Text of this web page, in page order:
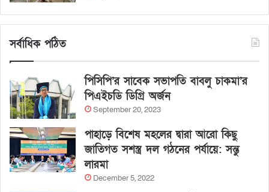
সর্বাধিক পঠিত
পিসিপি’র সাবেক সভাপতি বাবলু চাকমা’র
পিএইচডি ডিগ্রি অর্জন
September 20, 2023
পাহাড়ে বিশেষ মহলের দ্বারা আরো কিছু
জাতিগত সশস্ত্র দল গঠনের পর্যায়ে: সন্তু
লারমা
December 5, 2022